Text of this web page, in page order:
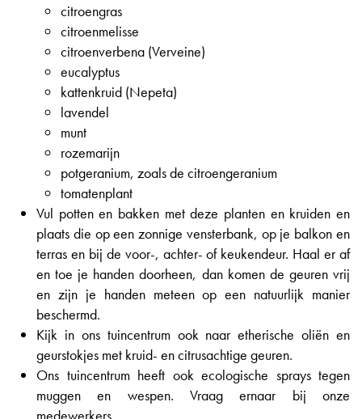
citroengras
citroenmelisse
citroenverbena (Verveine)
eucalyptus
kattenkruid (Nepeta)
lavendel
munt
rozemarijn
potgeranium, zoals de citroengeranium
tomatenplant
Vul potten en bakken met deze planten en kruiden en
plaats die op een zonnige vensterbank, op je balkon en
terras en bij de voor-, achter- of keukendeur. Haal er af
en toe je handen doorheen, dan komen de geuren vrij
en zijn je handen meteen op een natuurlijk manier
beschermd.
Kijk in ons tuincentrum ook naar etherische oliën en
geurstokjes met kruid- en citrusachtige geuren.
Ons tuincentrum heeft ook ecologische sprays tegen
muggen en wespen. Vraag ernaar bij onze
medewerkers.